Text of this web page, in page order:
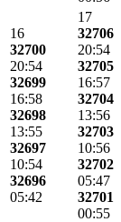
16
32700
20:54
32699
16:58
32698
13:55
32697
10:54
32696
05:42
17
32706
20:54
32705
16:57
32704
13:56
32703
10:56
32702
05:47
32701
00:55